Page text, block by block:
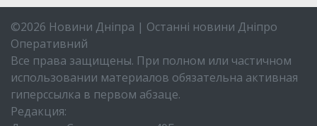
©2026 Новини Дніпра | Останні новини Дніпро
Оперативний
Все права защищены. При полном или частичном
использовании материалов обязательна активная
гиперссылка в первом абзаце.
Редакция: